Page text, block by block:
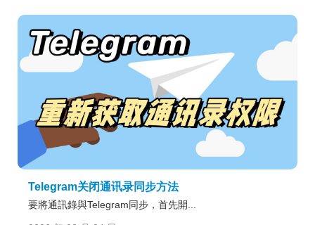
Telegram关闭通讯录同步方法
要將通訊錄與Telegram同步，首先開...